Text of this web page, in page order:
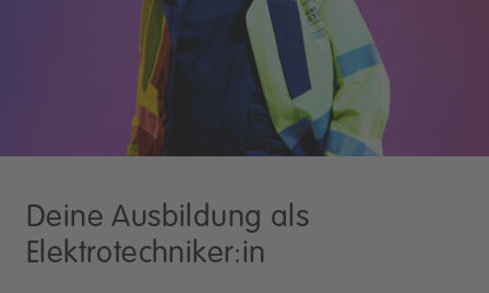
Deine Ausbildung als
Elektrotechniker:in